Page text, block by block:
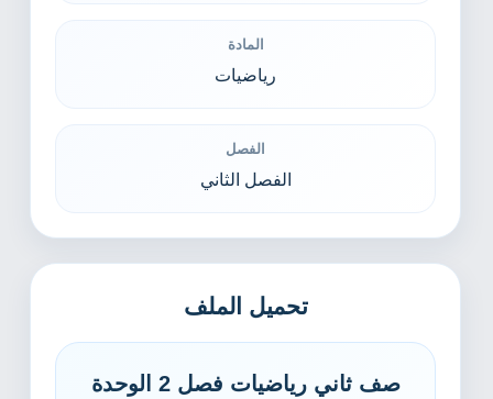
المادة
رياضيات
الفصل
الفصل الثاني
تحميل الملف
صف ثاني رياضيات فصل 2 الوحدة